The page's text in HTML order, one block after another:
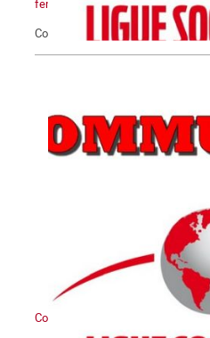
femmes
Communiqué du 25 novembre 2020
Communiqué